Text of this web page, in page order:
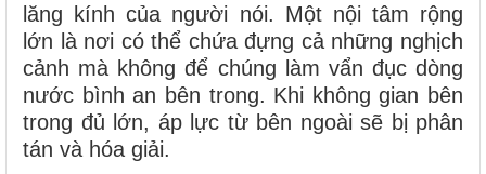
lăng kính của người nói. Một nội tâm rộng
lớn là nơi có thể chứa đựng cả những nghịch
cảnh mà không để chúng làm vẩn đục dòng
nước bình an bên trong. Khi không gian bên
trong đủ lớn, áp lực từ bên ngoài sẽ bị phân
tán và hóa giải.